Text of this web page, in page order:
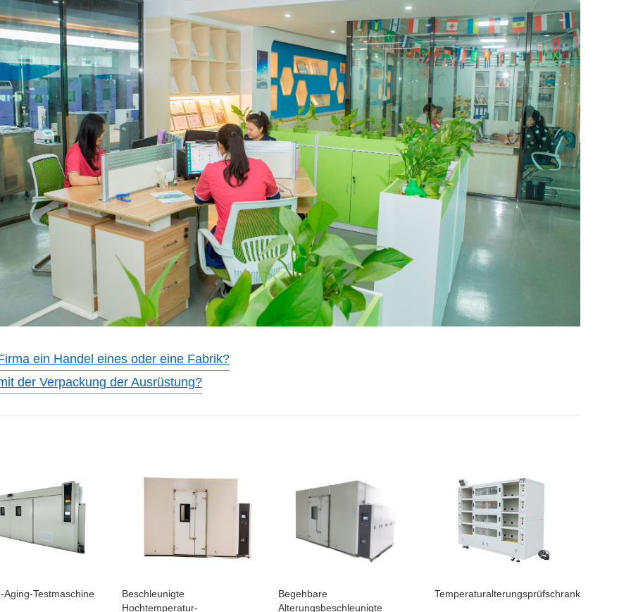
ein Handel eines oder eine Fabrik?
der Verpackung der Ausrüstung?
Aging-Testmaschine
Beschleunigte
Hochtemperatur-
Begehbare
Alterungsbeschleunigte
Temperaturalterungsprüfschrank